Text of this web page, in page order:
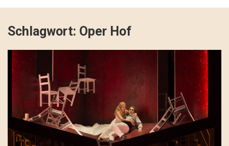
Schlagwort: Oper Hof